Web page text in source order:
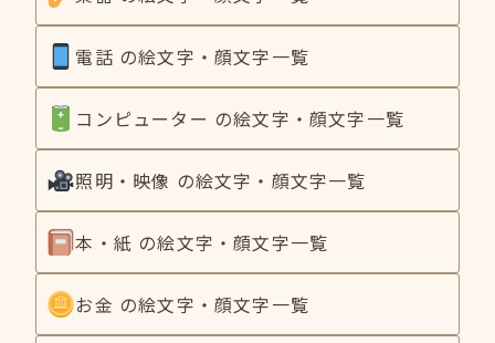
電話 の絵文字・顔文字一覧
コンピューター の絵文字・顔文字一覧
照明・映像 の絵文字・顔文字一覧
本・紙 の絵文字・顔文字一覧
お金 の絵文字・顔文字一覧